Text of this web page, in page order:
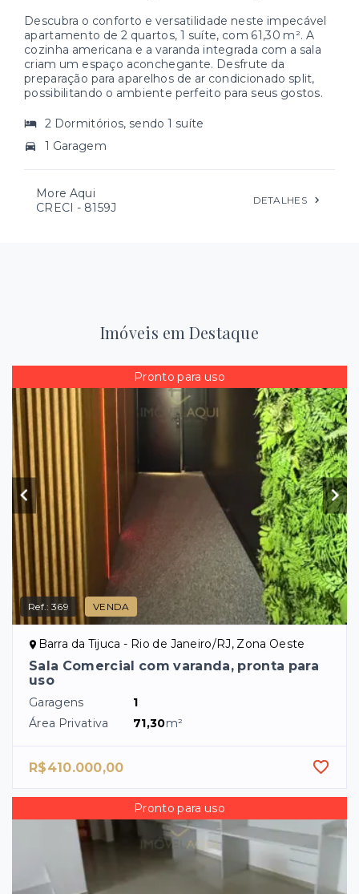
Descubra o conforto e versatilidade neste impecável
apartamento de 2 quartos, 1 suíte, com 61,30 m². A
cozinha americana e a varanda integrada com a sala
criam um espaço aconchegante. Desfrute da
preparação para aparelhos de ar condicionado split,
possibilitando o ambiente perfeito para seus gostos.
2 Dormitórios, sendo 1 suíte
1 Garagem
More Aqui
CRECI - 8159J DETALHES
Imóveis em Destaque
Pronto para uso
Ref.:369 VENDA
Barra da Tijuca - Rio de Janeiro/RJ, Zona Oeste
Sala Comercial com varanda, pronta para
uso
Garagens
1
Área Privativa
71,30m²
R$410.000,00
Pronto para uso